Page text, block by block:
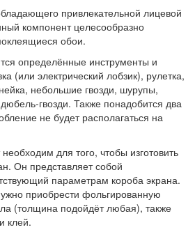
привлекательной лицевой
компонент целесообразно
обои.
определённые инструменты и
(или электрический лобзик), рулетка,
небольшие гвозди, шурупы,
гвозди. Также понадобится два
не будет располагаться на
для того, чтобы изготовить
Он представляет собой
параметрам короба экрана.
приобрести фольгированную
(толщина подойдёт любая), также
клей.